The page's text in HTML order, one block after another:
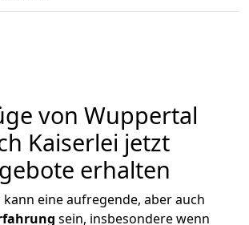
von Wuppertal
Kaiserlei jetzt
erhalten
kann eine aufregende, aber auch
sein, insbesondere wenn